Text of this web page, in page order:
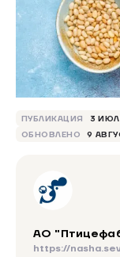
ПУБЛИКАЦИЯ 3
ОБНОВЛЕНО
9
АО
https://